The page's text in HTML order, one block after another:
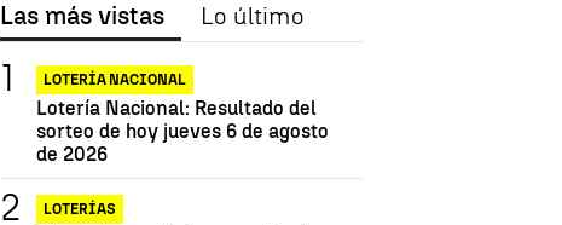
Las más vistas Lo último
LOTERÍA NACIONAL
Lotería Nacional: Resultado del
sorteo de hoy jueves 6 de agosto
de 2026
LOTERÍAS